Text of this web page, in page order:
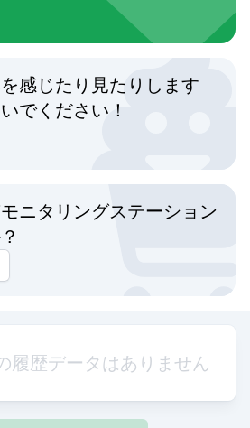
感じたり見たりします
でください！
ニタリングステーション
履歴データはありません